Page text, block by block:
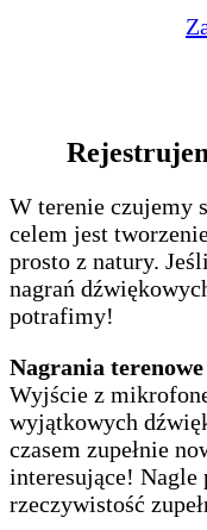
W terenie czujemy
celem jest
prosto z natury.
nagrań
potrafimy!
Nagrania
Wyjście z
wyjątkowych
czasem zupełnie
interesujące! Nagle
rzeczywistość